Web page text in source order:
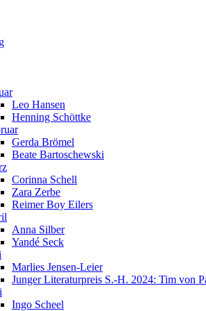
Leo Hansen
Henning Schöttke
Gerda Brömel
Beate Bartoschewski
Corinna Schell
Zara Zerbe
Reimer Boy Eilers
Anna Silber
Yandé Seck
Marlies Jensen-Leier
Junger Literaturpreis S.-H. 2024: Tim von
Ingo Scheel